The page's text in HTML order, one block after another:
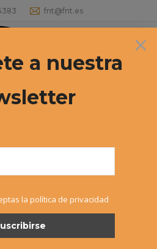
fnt@fnt.es
9 octubre, 2017
×
a nuestra
la política de privacidad